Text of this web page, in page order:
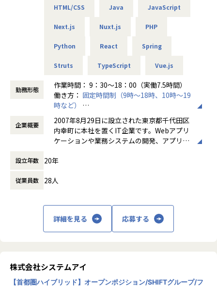
プ → チームで分担しながらタスク実行）
【プロジェクトにおけるコミュニケーション】
予定・次のタスクを共有
を連絡し合っています
・Discord / Slackハドル：議論が必要な内容、補足が必要な
複雑なレビュー、影響の大きい問題などは口頭で同期的にコ
ミュニケーションをとりながら進めます
・Pull Request・コードレビューにおけるやり取り
【その他のコミュニケーション】
オフィスへの出社がなく、全社員が全国各地の自宅から勤務
なコミュニケーションの機会を設けています。
ポートや、キャリアについての相談等が可能です。
・社員同士の1on1：お互いの人となりを知り、業務を円滑に
回せるよう雑談をメインに実施しています。全員が一巡でき
なLTや、雑談ネタを話す会を開催しています。
・社員総会：年に1度、全員がオフラインで集まる場を設け
ています。
HTML/CSS Java JavaScript
Next.js Nuxt.js PHP
Python React Spring
Struts TypeScript Vue.js
勤務形態
作業時間： 9：30～18：00（実働7.5時間）
働き方： 固定時間制（9時～18時、10時～19
時など）
時間外労働の有無： 有（月平均0時間～10時
間）
休憩時間： 60分
企業概要
2007年8月29日に設立された東京都千代田区
内幸町に本社を置くIT企業です。Webアプリ
ケーションや業務システムの開発、アプリケ
ィング、SES（エンジニア派遣）などを中心
加えて、不動産の売買・賃貸・管理などを手
サポート体制を強みとし、中小企業のITパー
トナーとして実務に即したソリューションを
提供しています。
設立年数 20年
従業員数 28人
詳細を見る 応募する
株式会社システムアイ
【首都圏ハイブリッド】オープンポジション/SHIFTグループ/フ